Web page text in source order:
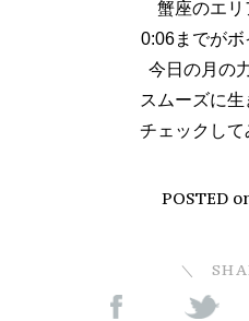
蟹座のエリ
0:06までがボ
今日の月の
スムーズに
チェックして
POSTED